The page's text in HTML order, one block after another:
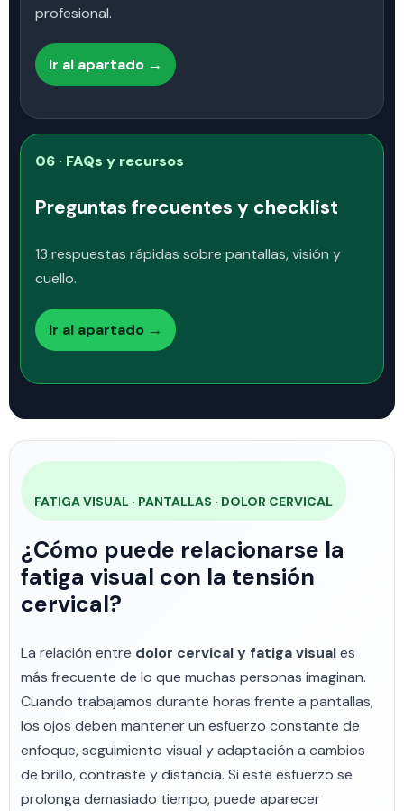
profesional.
Ir al apartado →
06 · FAQs y recursos
Preguntas frecuentes y checklist
13 respuestas rápidas sobre pantallas, visión y
cuello.
Ir al apartado →
FATIGA VISUAL · PANTALLAS · DOLOR CERVICAL
¿Cómo puede relacionarse la
fatiga visual con la tensión
cervical?
La relación entre dolor cervical y fatiga visuales
más frecuente de lo que muchas personas imaginan.
Cuando trabajamos durante horas frente a pantallas,
los ojos deben mantener un esfuerzo constante de
enfoque, seguimiento visual y adaptación a cambios
de brillo, contraste y distancia. Si este esfuerzo se
prolonga demasiado tiempo, puede aparecer